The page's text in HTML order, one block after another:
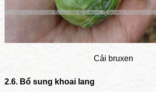
Cải bruxen
2.6. Bổ sung khoai lang